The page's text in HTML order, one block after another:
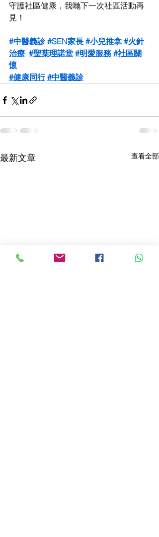
守護社區健康，我哋下一次社區活動再
見！
#中醫義診 #SEN家長 #小兒推拿 #火針
治療 #聖葉理諾堂 #明愛服務 #社區關
懷
#健康同行 #中醫義診
最新文章 查看全部